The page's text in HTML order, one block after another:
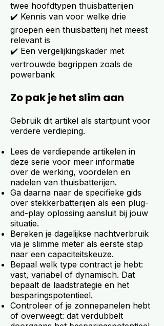
twee hoofdtypen thuisbatterijen
✔️ Kennis van voor welke drie
groepen een thuisbatterij het meest
relevant is
✔️ Een vergelijkingskader met
vertrouwde begrippen zoals de
powerbank
Zo pak je het slim aan
Gebruik dit artikel als startpunt voor
verdere verdieping.
Lees de verdiepende artikelen in
deze serie voor meer informatie
over de werking, voordelen en
nadelen van thuisbatterijen.
Ga daarna naar de specifieke gids
over stekkerbatterijen als een plug-
and-play oplossing aansluit bij jouw
situatie.
Bereken je dagelijkse nachtverbruik
via je slimme meter als eerste stap
naar een capaciteitskeuze.
Bepaal welk type contract je hebt:
vast, variabel of dynamisch. Dat
bepaalt de laadstrategie en het
besparingspotentieel.
Controleer of je zonnepanelen hebt
of overweegt: dat verdubbelt